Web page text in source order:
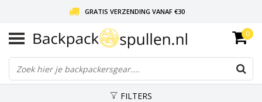
GRATIS VERZENDING VANAF €30
LIEFDE VOOR BACKPACKEN!
30 DAGEN GRATIS RETOUR
0
FILTERS